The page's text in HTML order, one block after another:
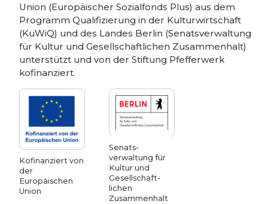
Union (Europäischer Sozialfonds Plus) aus dem
Programm Qualifizierung in der Kulturwirtschaft
(KuWiQ) und des Landes Berlin (Senatsverwaltung
für Kultur und Gesellschaftlichen Zusammenhalt)
unterstützt und von der Stiftung Pfefferwerk
kofinanziert.
Kofinanziert von
der
Europäischen
Union
Senats­
verwaltung für
Kultur und
Gesellschaft­
lichen
Zusammen­halt